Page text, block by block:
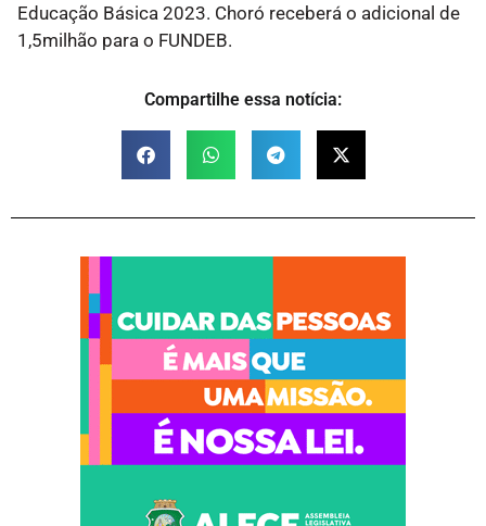
Educação Básica 2023. Choró receberá o adicional de
1,5milhão para o FUNDEB.
Compartilhe essa notícia: